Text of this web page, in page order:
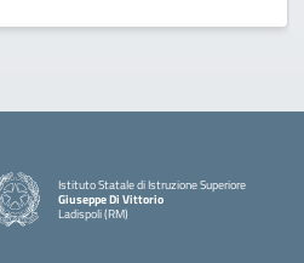
Istituto Statale di Istruzione Superiore
Giuseppe Di Vittorio
Ladispoli (RM)